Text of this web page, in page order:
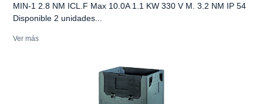
MIN-1 2.8 NM ICL.F Max 10.0A 1.1 KW 330 V M. 3.2 NM IP 54
Disponible 2 unidades...
Ver más